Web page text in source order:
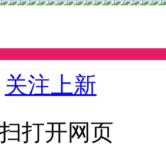
关注上新
打开网页